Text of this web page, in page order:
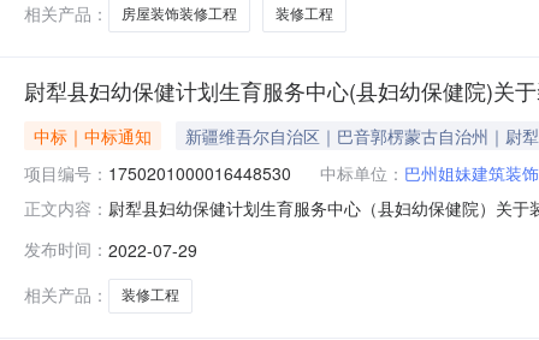
相关产品：
房屋装饰装修工程 装修工程
尉犁县妇幼保健计划生育服务中心(县妇幼保健院)关
中标｜中标通知
新疆维吾尔自治区｜巴音郭楞蒙古自治州｜尉
项目编号： 1750201000016448530 中标单位： 巴州姐妹建筑装
正文内容： 尉犁县妇幼保健计划生育服务中心（县妇幼保健院）关
话:15899039911采购计划文号:采购计划金额（元）:项
发布时间： 2022-07-29
相关产品：
装修工程